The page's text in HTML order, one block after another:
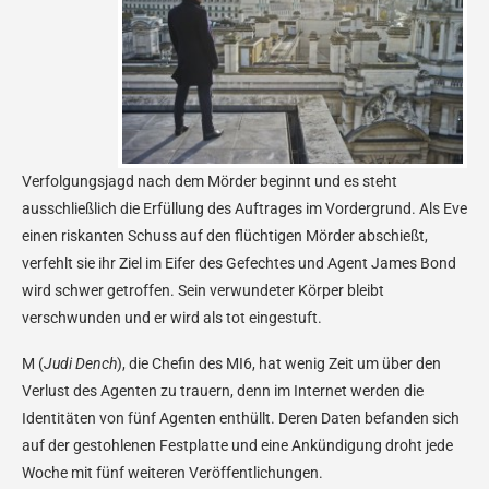
Verfolgungsjagd nach dem Mörder beginnt und es steht
ausschließlich die Erfüllung des Auftrages im Vordergrund. Als Eve
einen riskanten Schuss auf den flüchtigen Mörder abschießt,
verfehlt sie ihr Ziel im Eifer des Gefechtes und Agent James Bond
wird schwer getroffen. Sein verwundeter Körper bleibt
verschwunden und er wird als tot eingestuft.
M (Judi Dench), die Chefin des MI6, hat wenig Zeit um über den
Verlust des Agenten zu trauern, denn im Internet werden die
Identitäten von fünf Agenten enthüllt. Deren Daten befanden sich
auf der gestohlenen Festplatte und eine Ankündigung droht jede
Woche mit fünf weiteren Veröffentlichungen.